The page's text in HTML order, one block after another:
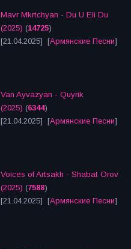
Mavr Mkrtchyan - Du U Eli Du
(2025) (14725)
[21.04.2025] [Армянские Песни]
Van Ayvazyan - Quyrik
(2025) (6344)
[21.04.2025] [Армянские Песни]
Voices of Artsakh - Shabat Orov
(2025) (7588)
[21.04.2025] [Армянские Песни]